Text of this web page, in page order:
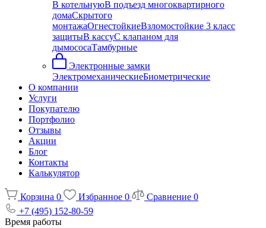
В котельнуюВ подъезд многоквартирного
домаСкрытого
монтажаОгнестойкиеВзломостойкие 3 класс
защитыВ кассуС клапаном для
дымососаТамбурные
Электронные замки
ЭлектромеханическиеБиометрические
О компании
Услуги
Покупателю
Портфолио
Отзывы
Акции
Блог
Контакты
Калькулятор
Корзина 0 Избранное 0 Сравнение 0
+7 (495) 152-80-59
Время работы